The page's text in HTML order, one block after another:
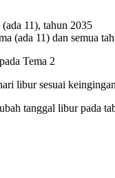
11), tahun 2035
(ada 11) dan semua
pada Tema 2
libur sesuai
tanggal libur pada